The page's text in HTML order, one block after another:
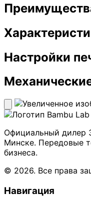
Настройки
Официальный дилер
Минске. Передовые
бизнеса.
© 2026. Все права
Навигация